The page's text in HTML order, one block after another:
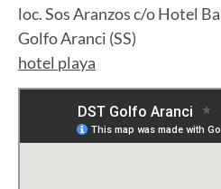
loc. Sos Aranzos c/o Hotel
Golfo Aranci (SS)
hotel playa